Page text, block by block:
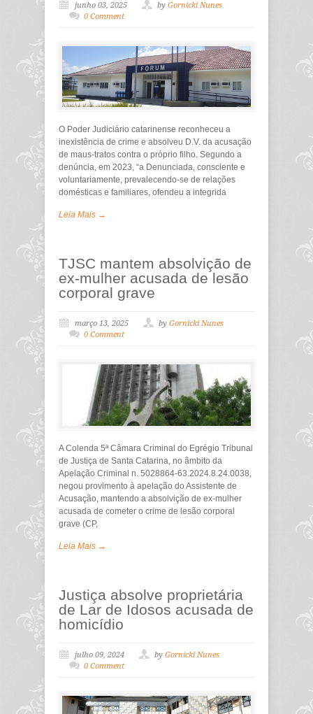
junho 03, 2025 by Gornicki Nunes
0 Comment
O Poder Judiciário catarinense reconheceu a
inexistência de crime e absolveu D.V. da acusação
de maus-tratos contra o próprio filho. Segundo a
denúncia, em 2023, “a Denunciada, consciente e
voluntariamente, prevalecendo-se de relações
domésticas e familiares, ofendeu a integrida
Leia Mais →
TJSC mantem absolvição de
ex-mulher acusada de lesão
corporal grave
março 13, 2025 by Gornicki Nunes
0 Comment
A Colenda 5ª Câmara Criminal do Egrégio Tribunal
de Justiça de Santa Catarina, no âmbito da
Apelação Criminal n. 5028864-63.2024.8.24.0038,
negou provimento à apelação do Assistente de
Acusação, mantendo a absolvição de ex-mulher
acusada de cometer o crime de lesão corporal
grave (CP,
Leia Mais →
Justiça absolve proprietária
de Lar de Idosos acusada de
homicídio
julho 09, 2024 by Gornicki Nunes
0 Comment